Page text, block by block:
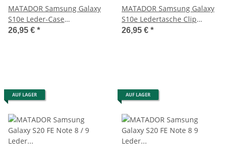
MATADOR Samsung Galaxy
S10e Leder-Case
verschließbar Braun
26,95 € *
MATADOR Samsung Galaxy
S10e Ledertasche Clip
Schwarz
26,95 € *
AUF LAGER AUF LAGER